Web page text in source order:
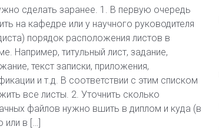
сделать заранее. 1. В первую очередь
на кафедре или у научного руководителя
порядок расположения листов в
Например, титульный лист, задание,
текст записки, приложения,
и т.д. В соответствии с этим списком
все листы. 2. Уточнить сколько
файлов нужно вшить в диплом и куда (в
или в […]